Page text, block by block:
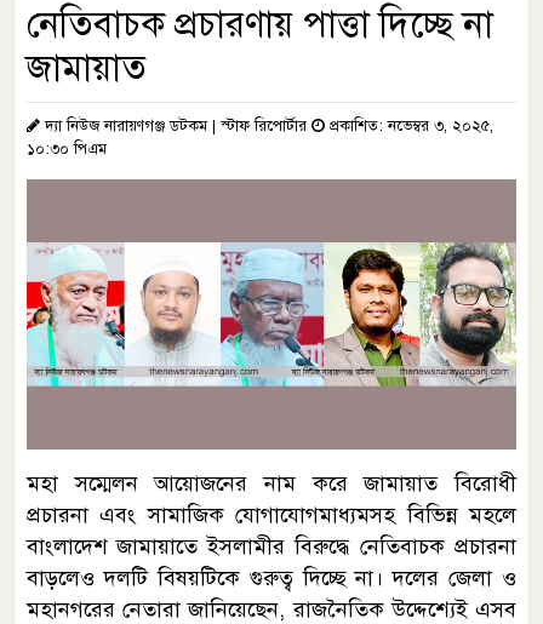
নেতিবাচক প্রচারণায় পাত্তা দিচ্ছে না
জামায়াত
দ্যা নিউজ নারায়ণগঞ্জ ডটকম | স্টাফ রিপোর্টার
প্রকাশিত: নভেম্বর ৩, ২০২৫,
১০:৩০ পিএম
মহা সম্মেলন আয়োজনের নাম করে জামায়াত বিরোধী
প্রচারনা এবং সামাজিক যোগাযোগমাধ্যমসহ বিভিন্ন মহলে
বাংলাদেশ জামায়াতে ইসলামীর বিরুদ্ধে নেতিবাচক প্রচারনা
বাড়লেও দলটি বিষয়টিকে গুরুত্ব দিচ্ছে না। দলের জেলা ও
মহানগরের নেতারা জানিয়েছেন, রাজনৈতিক উদ্দেশ্যেই এসব